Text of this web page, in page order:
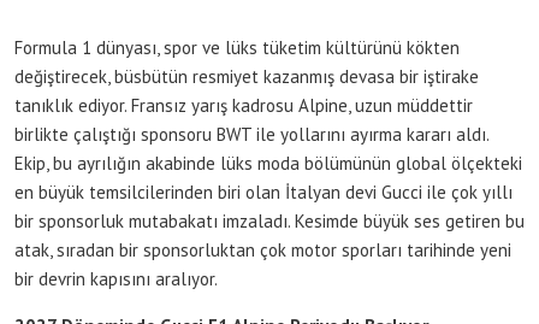
Formula 1 dünyası, spor ve lüks tüketim kültürünü kökten
değiştirecek, büsbütün resmiyet kazanmış devasa bir iştirake
tanıklık ediyor. Fransız yarış kadrosu Alpine, uzun müddettir
birlikte çalıştığı sponsoru BWT ile yollarını ayırma kararı aldı.
Ekip, bu ayrılığın akabinde lüks moda bölümünün global ölçekteki
en büyük temsilcilerinden biri olan İtalyan devi Gucci ile çok yıllı
bir sponsorluk mutabakatı imzaladı. Kesimde büyük ses getiren bu
atak, sıradan bir sponsorluktan çok motor sporları tarihinde yeni
bir devrin kapısını aralıyor.